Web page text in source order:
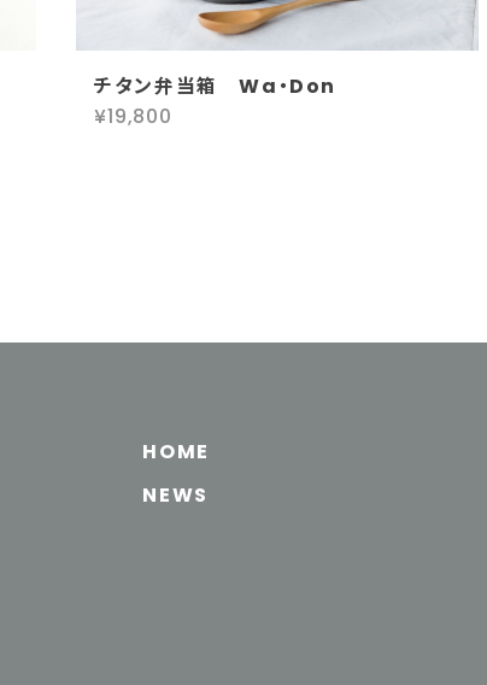
チタン弁当箱 Wa・Don
¥19,800
HOME
NEWS